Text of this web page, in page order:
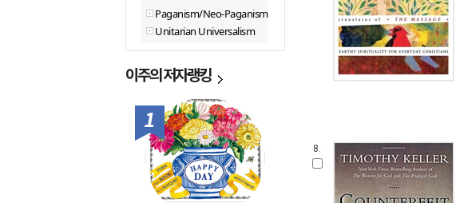
Paganism/Neo-Paganism
Unitarian Universalism
이주의저자랭킹
1위
8.